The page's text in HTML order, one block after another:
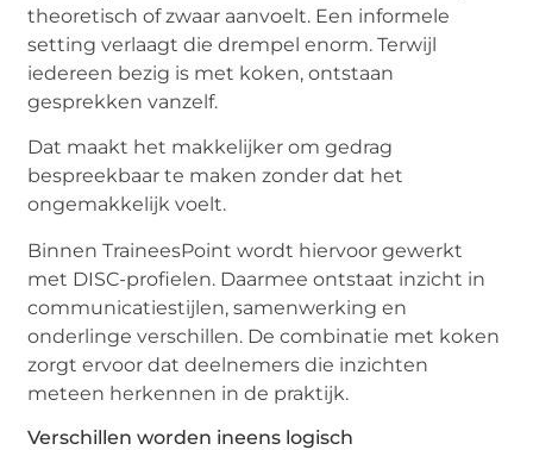
theoretisch of zwaar aanvoelt. Een informele
setting verlaagt die drempel enorm. Terwijl
iedereen bezig is met koken, ontstaan
gesprekken vanzelf.
Dat maakt het makkelijker om gedrag
bespreekbaar te maken zonder dat het
ongemakkelijk voelt.
Binnen TraineesPoint wordt hiervoor gewerkt
met DISC-profielen. Daarmee ontstaat inzicht in
communicatiestijlen, samenwerking en
onderlinge verschillen. De combinatie met koken
zorgt ervoor dat deelnemers die inzichten
meteen herkennen in de praktijk.
Verschillen worden ineens logisch